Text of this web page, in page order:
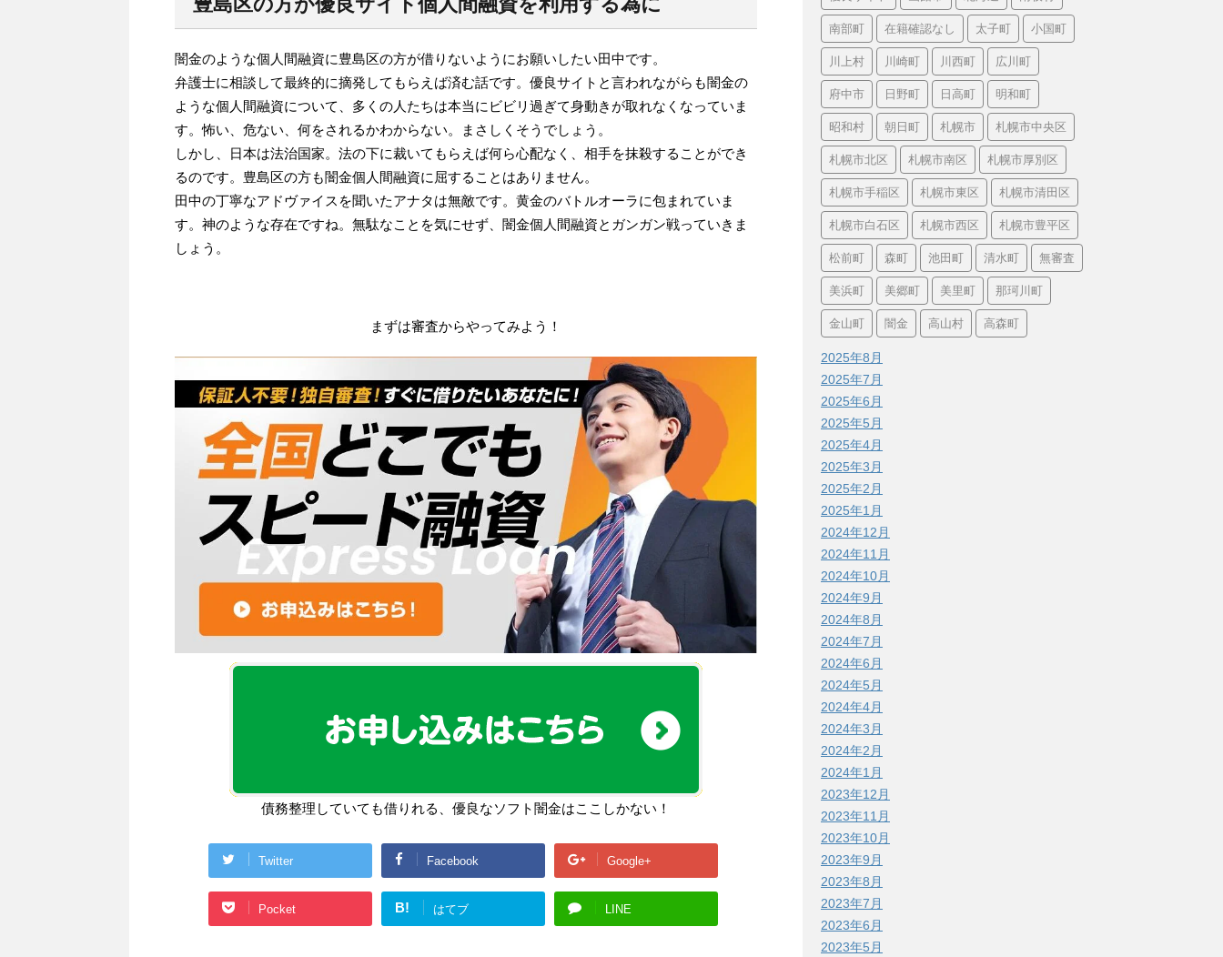
闇金のような個人間融資に豊島区の方が借りないようにお願いしたい田中です。
弁護士に相談して最終的に摘発してもらえば済む話です。優良サイトと言われながらも闇金の
ような個人間融資について、多くの人たちは本当にビビリ過ぎて身動きが取れなくなっていま
す。怖い、危ない、何をされるかわからない。まさしくそうでしょう。
しかし、日本は法治国家。法の下に裁いてもらえば何ら心配なく、相手を抹殺することができ
るのです。豊島区の方も闇金個人間融資に屈することはありません。
田中の丁寧なアドヴァイスを聞いたアナタは無敵です。黄金のバトルオーラに包まれていま
す。神のような存在ですね。無駄なことを気にせず、闇金個人間融資とガンガン戦っていきま
しょう。
まずは審査からやってみよう！
債務整理していても借りれる、優良なソフト闇金はここしかない！
Twitter Facebook Google+
Pocket B! はてブ LINE
南部町 在籍確認なし 太子町 小国町
川上村 川崎町 川西町 広川町
府中市 日野町 日高町 明和町
昭和村 朝日町 札幌市 札幌市中央区
札幌市北区 札幌市南区 札幌市厚別区
札幌市手稲区 札幌市東区 札幌市清田区
札幌市白石区 札幌市西区 札幌市豊平区
松前町 森町 池田町 清水町 無審査
美浜町 美郷町 美里町 那珂川町
金山町 闇金 高山村 高森町
2025年8月
2025年7月
2025年6月
2025年5月
2025年4月
2025年3月
2025年2月
2025年1月
2024年12月
2024年11月
2024年10月
2024年9月
2024年8月
2024年7月
2024年6月
2024年5月
2024年4月
2024年3月
2024年2月
2024年1月
2023年12月
2023年11月
2023年10月
2023年9月
2023年8月
2023年7月
2023年6月
2023年5月